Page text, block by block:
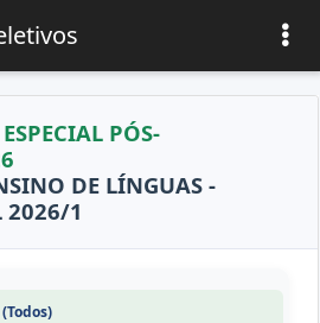
PÓS-
DE LÍNGUAS -
2026/1